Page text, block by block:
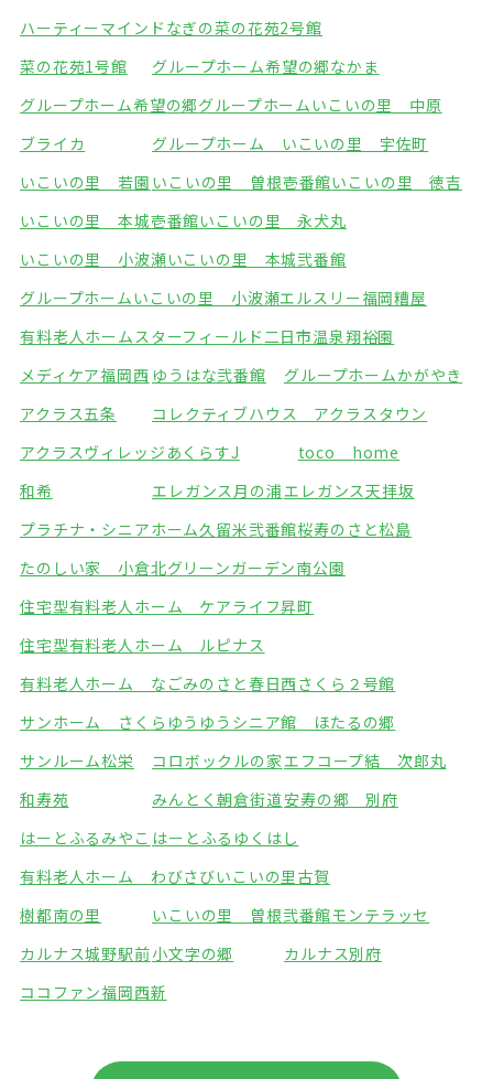
ハーティーマインドなぎの菜の花苑2号館
菜の花苑1号館
グループホーム希望の郷なかま
グループホーム希望の郷グループホームいこいの里 中原
ブライカ
グループホーム いこいの里 宇佐町
いこいの里 若園 いこいの里 曽根壱番館いこいの里 徳吉
いこいの里 本城壱番館いこいの里 永犬丸
いこいの里 小波瀬いこいの里 本城弐番館
グループホームいこいの里 小波瀬エルスリー福岡糟屋
有料老人ホームスターフィールド二日市温泉翔裕園
メディケア福岡西 ゆうはな弐番館
グループホームかがやき
アクラス五条
コレクティブハウス アクラスタウン
アクラスヴィレッジ あくらすJ
toco home
和希
エレガンス月の浦エレガンス天拝坂
プラチナ・シニアホーム久留米弐番館桜寿のさと松島
たのしい家 小倉北グリーンガーデン南公園
住宅型有料老人ホーム ケアライフ昇町
住宅型有料老人ホーム ルピナス
有料老人ホーム なごみのさと春日西さくら２号館
サンホーム さくら ゆうゆうシニア館 ほたるの郷
サンルーム松栄
コロボックルの家エフコープ結 次郎丸
和寿苑
みんとく朝倉街道安寿の郷 別府
はーとふるみやこ はーとふるゆくはし
有料老人ホーム わびさびいこいの里古賀
樹都南の里
いこいの里 曽根弐番館モンテラッセ
カルナス城野駅前小文字の郷
カルナス別府
ココファン福岡西新